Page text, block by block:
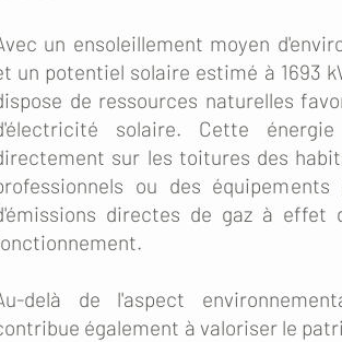
un ensoleillement moyen
un potentiel solaire estimé à 1693
de ressources naturelles
solaire. Cette
sur les toitures des
ou des
directes de gaz à effet
delà de l'aspect
également à valoriser le